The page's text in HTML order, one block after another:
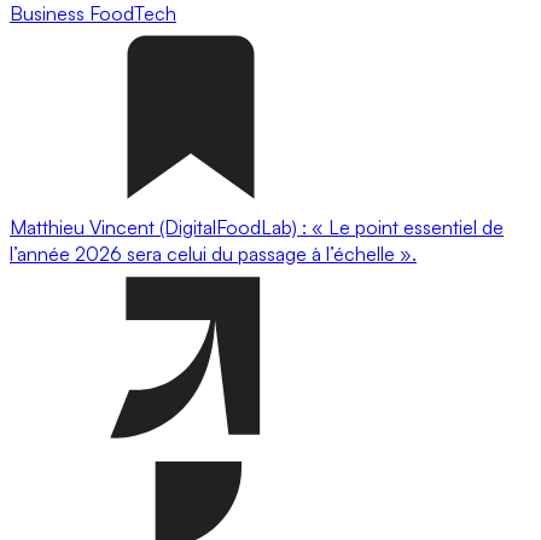
Business FoodTech
Matthieu Vincent (DigitalFoodLab) : « Le point essentiel de
l’année 2026 sera celui du passage à l’échelle ».